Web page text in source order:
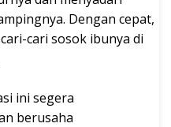
Dengan cepat,
cari sosok ibunya di
ini segera
berusaha